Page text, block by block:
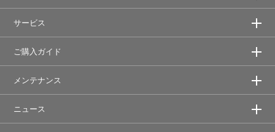
サービス
ご購入ガイド
メンテナンス
ニュース